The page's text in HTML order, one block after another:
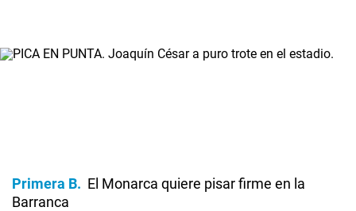
Primera B
El Monarca quiere pisar firme en la
Barranca